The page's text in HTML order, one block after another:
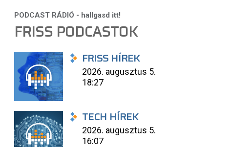
FRISS PODCASTOK
FRISS HÍREK
2026. augusztus 5.
18:27
TECH HÍREK
2026. augusztus 5.
16:07